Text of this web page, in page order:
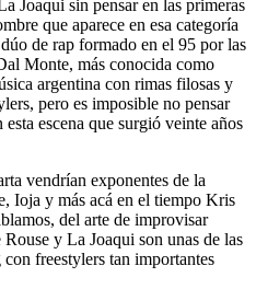
Joaqui sin pensar en las primeras
que aparece en esa categoría
de rap formado en el 95 por las
Monte, más conocida como
argentina con rimas filosas y
pero es imposible no pensar
escena que surgió veinte años
vendrían exponentes de la
Ioja y más acá en el tiempo Kris
del arte de improvisar
y La Joaqui son unas de las
freestylers tan importantes